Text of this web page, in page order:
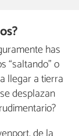
has
“saltando” o
llegar a tierra
desplazan